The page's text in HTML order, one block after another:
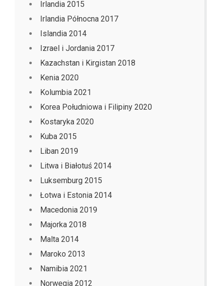
Irlandia 2015
Irlandia Północna 2017
Islandia 2014
Izrael i Jordania 2017
Kazachstan i Kirgistan 2018
Kenia 2020
Kolumbia 2021
Korea Południowa i Filipiny 2020
Kostaryka 2020
Kuba 2015
Liban 2019
Litwa i Białotuś 2014
Luksemburg 2015
Łotwa i Estonia 2014
Macedonia 2019
Majorka 2018
Malta 2014
Maroko 2013
Namibia 2021
Norwegia 2012